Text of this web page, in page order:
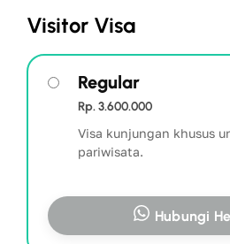
Visitor Visa
Regular
Rp. 3.600.000
Visa kunjungan khusus
pariwisata.
Hubungi